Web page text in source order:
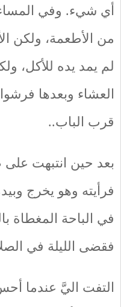
أي شيء. وفي المساء
من الأطعمة، ولكن
لم يمد يده للأكل،
العشاء وبعدها
قرب الباب..
بعد حين انتبهت
فرأيته وهو يخرج
في الباحة المغطاة
فقضى الليلة في
التفت اليَّ عندما